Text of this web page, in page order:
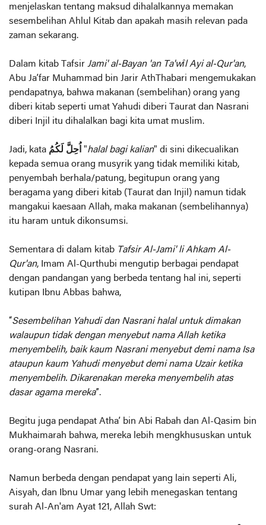
menjelaskan tentang maksud dihalalkannya memakan
sesembelihan Ahlul Kitab dan apakah masih relevan pada
zaman sekarang.
Dalam kitab Tafsir Jami' al-Bayan 'an Ta'wîl Ayi al-Qur'an,
Abu Ja’far Muhammad bin Jarir AthThabari mengemukakan
pendapatnya, bahwa makanan (sembelihan) orang yang
diberi kitab seperti umat Yahudi diberi Taurat dan Nasrani
diberi Injil itu dihalalkan bagi kita umat muslim.
Jadi, kata اُحِلَّ لَكُمُ "halal bagi kalian" di sini dikecualikan
kepada semua orang musyrik yang tidak memiliki kitab,
penyembah berhala/patung, begitupun orang yang
beragama yang diberi kitab (Taurat dan Injil) namun tidak
mangakui kaesaan Allah, maka makanan (sembelihannya)
itu haram untuk dikonsumsi.
Sementara di dalam kitab Tafsir Al-Jami' li Ahkam Al-
Qur'an, Imam Al-Qurthubi mengutip berbagai pendapat
dengan pandangan yang berbeda tentang hal ini, seperti
kutipan Ibnu Abbas bahwa,
“Sesembelihan Yahudi dan Nasrani halal untuk dimakan
walaupun tidak dengan menyebut nama Allah ketika
menyembelih, baik kaum Nasrani menyebut demi nama Isa
ataupun kaum Yahudi menyebut demi nama Uzair ketika
menyembelih. Dikarenakan mereka menyembelih atas
dasar agama mereka”.
Begitu juga pendapat Atha’ bin Abi Rabah dan Al-Qasim bin
Mukhaimarah bahwa, mereka lebih mengkhususkan untuk
orang-orang Nasrani.
Namun berbeda dengan pendapat yang lain seperti Ali,
Aisyah, dan Ibnu Umar yang lebih menegaskan tentang
surah Al-An'am Ayat 121, Allah Swt: